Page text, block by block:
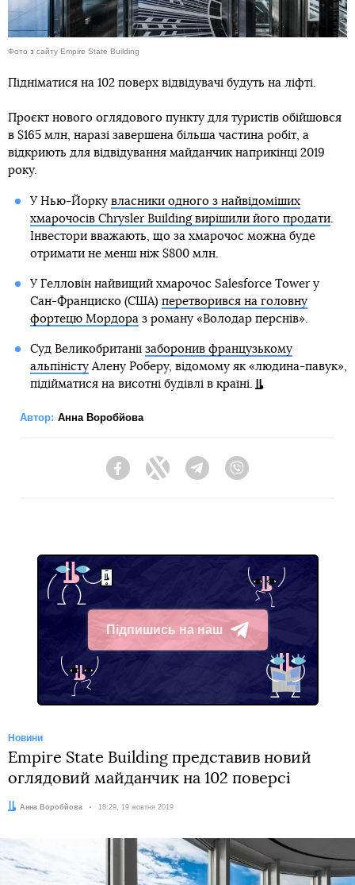
Фото з сайту Empire State Building
Підніматися на 102 поверх відвідувачі будуть на ліфті.
Проєкт нового оглядового пункту для туристів обійшовся
в $165 млн, наразі завершена більша частина робіт, а
відкриють для відвідування майданчик наприкінці 2019
року.
У Нью-Йорку власники одного з найвідоміших
хмарочосів Chrysler Building вирішили його продати.
Інвестори вважають, що за хмарочос можна буде
отримати не менш ніж $800 млн.
У Гелловін найвищий хмарочос Salesforce Tower у
Сан-Франциско (США) перетворився на головну
фортецю Мордораз роману «Володар перснів».
Суд Великобританії заборонив французькому
альпіністуАлену Роберу, відомому як «людина-павук»,
підійматися на висотні будівлі в країні.
Автор: Анна Воробйова
FacebookTwitter Telegram
Підпишись на наш
Telegram
Новини
Empire State Building представив новий
оглядовий майданчик на 102 поверсі
Автор:
Анна Воробйова Дата:
18:29, 19 жовтня 2019